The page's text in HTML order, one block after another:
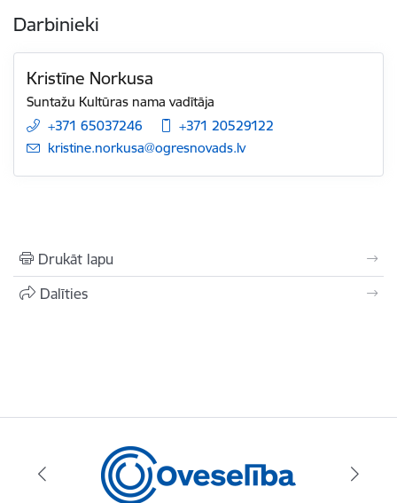
Darbinieki
Kristīne Norkusa
Suntažu Kultūras nama vadītāja
+371 65037246
+371 20529122
E-pasts:
kristine.norkusa@ogresnovads.lv
Drukāt lapu
Dalīties